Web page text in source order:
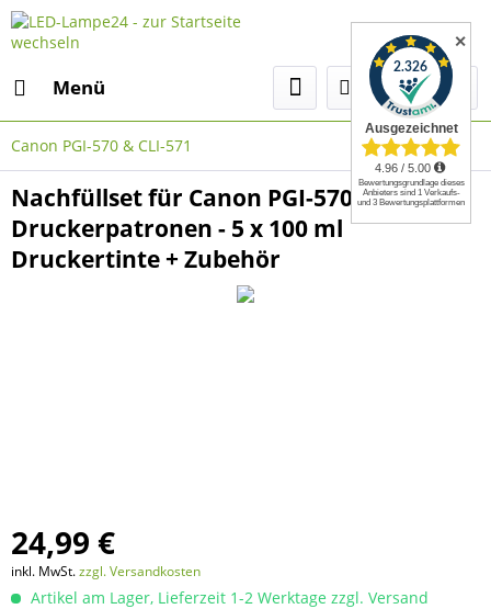
Menü
Canon PGI-570 & CLI-571
Nachfüllset für Canon PGI-570 + CLI-571
Druckerpatronen - 5 x 100 ml
Druckertinte + Zubehör
24,99 €
inkl. MwSt.zzgl. Versandkosten
Artikel am Lager, Lieferzeit 1-2 Werktage zzgl. Versand
✕